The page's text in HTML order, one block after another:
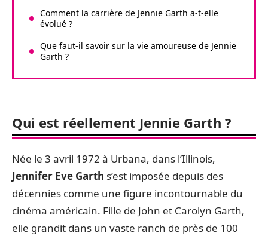
Comment la carrière de Jennie Garth a-t-elle
évolué ?
Que faut-il savoir sur la vie amoureuse de Jennie
Garth ?
Qui est réellement Jennie Garth ?
Née le 3 avril 1972 à Urbana, dans l’Illinois,
Jennifer Eve Garth s’est imposée depuis des
décennies comme une figure incontournable du
cinéma américain. Fille de John et Carolyn Garth,
elle grandit dans un vaste ranch de près de 100